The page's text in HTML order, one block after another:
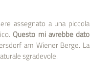
assegnato a una piccola
Questo mi avrebbe dato
am Wiener Berge. La
sgradevole.